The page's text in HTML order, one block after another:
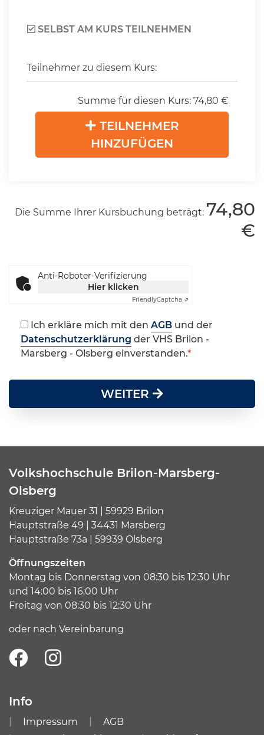
SELBST AM KURS TEILNEHMEN
Teilnehmer zu diesem Kurs:
Summe für diesen Kurs: 74,80 €
TEILNEHMER
HINZUFÜGEN
Die Summe Ihrer Kursbuchung beträgt: 74,80
€
Anti-Roboter-Verifizierung
Hier klicken
FriendlyCaptcha ⇗
Ich erkläre mich mit den AGB und der
Datenschutzerklärung der VHS Brilon -
Marsberg - Olsberg einverstanden.
WEITER
Volkshochschule Brilon-Marsberg-
Olsberg
Kreuziger Mauer 31 | 59929 Brilon
Hauptstraße 49 | 34431 Marsberg
Hauptstraße 73a | 59939 Olsberg
Öffnungszeiten
Montag bis Donnerstag von 08:30 bis 12:30 Uhr
und 14:00 bis 16:00 Uhr
Freitag von 08:30 bis 12:30 Uhr
oder nach Vereinbarung
Info
Impressum
AGB